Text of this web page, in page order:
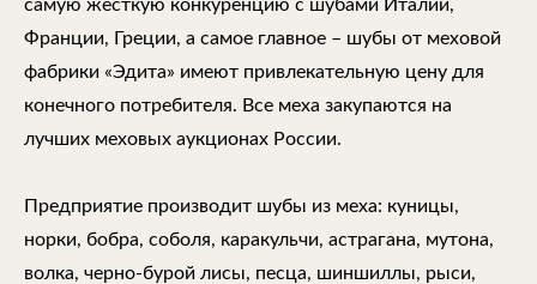
самую жесткую конкуренцию с шубами Италии,
Франции, Греции, а самое главное – шубы от меховой
фабрики «Эдита» имеют привлекательную цену для
конечного потребителя. Все меха закупаются на
лучших меховых аукционах России.
Предприятие производит шубы из меха: куницы,
норки, бобра, соболя, каракульчи, астрагана, мутона,
волка, черно-бурой лисы, песца, шиншиллы, рыси,